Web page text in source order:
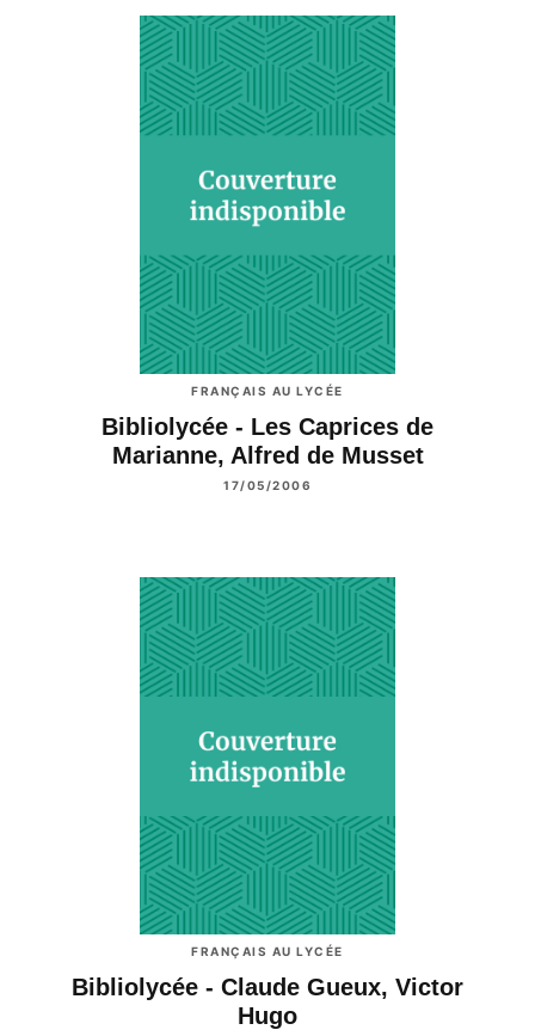
FRANÇAIS AU LYCÉE
Bibliolycée - Les Caprices de
Marianne, Alfred de Musset
17/05/2006
FRANÇAIS AU LYCÉE
Bibliolycée - Claude Gueux, Victor
Hugo